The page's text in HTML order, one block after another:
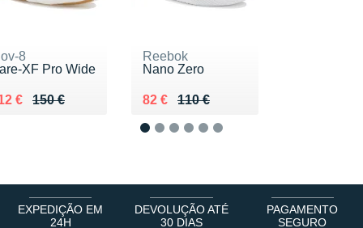
8
XF Pro Wide
150 €
lieu de 150 €
€ 112 €
Reebok
Nano Zero
110 €
Au lieu de 110 €
82 €
Vendu 82 €
EXPEDIÇÃO EM
24H
DEVOLUÇÃO ATÉ
30 DIAS
PAGAMENTO
SEGURO